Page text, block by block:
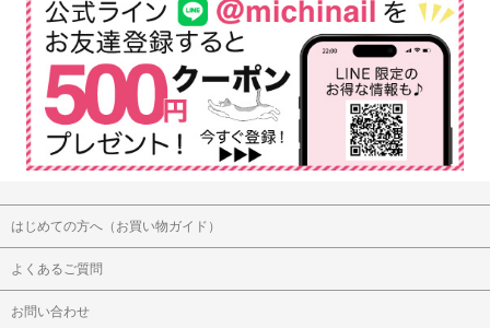
はじめての方へ（お買い物ガイド）
よくあるご質問
お問い合わせ